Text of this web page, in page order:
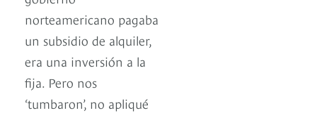
norteamericano pagaba
un subsidio de alquiler,
era una inversión a la
fija. Pero nos
‘tumbaron’, no apliqué